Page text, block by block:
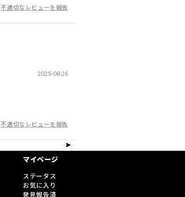
不適切なレビューを報告
2025-08-26
不適切なレビューを報告
マイページ
ステータス
お気に入り
発見報告済